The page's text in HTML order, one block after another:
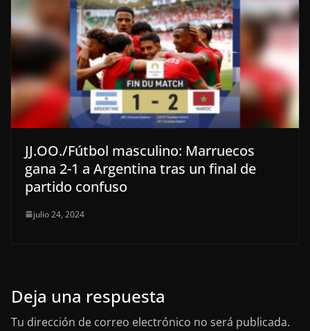
JJ.OO./Fútbol masculino: Marruecos
gana 2-1 a Argentina tras un final de
partido confuso
julio 24, 2024
Deja una respuesta
Tu dirección de correo electrónico no será publicada.